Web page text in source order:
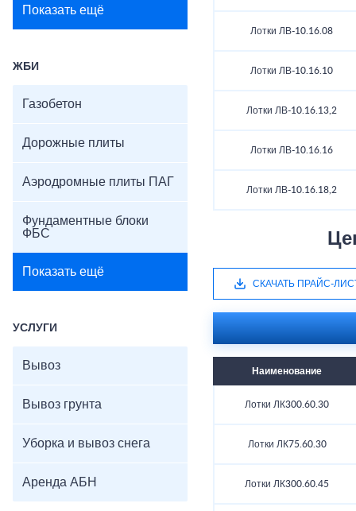
Показать ещё
ЖБИ
Газобетон
Дорожные плиты
Аэродромные плиты ПАГ
Фундаментные блоки
ФБС
Показать ещё
УСЛУГИ
Вывоз
Вывоз грунта
Уборка и вывоз снега
Аренда АБН
Лотки ЛВ-10.16.08
Лотки ЛВ-10.16.10
Лотки ЛВ-10.16.13,2
Лотки ЛВ-10.16.16
Лотки ЛВ-10.16.18,2
СКАЧАТЬ ПРАЙС-
Наименование
Лотки ЛК300.60.30
Лотки ЛК75.60.30
Лотки ЛК300.60.45